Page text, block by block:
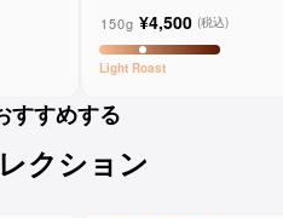
150g ¥4,500 (税込)
Light Roast
すすめする
クション